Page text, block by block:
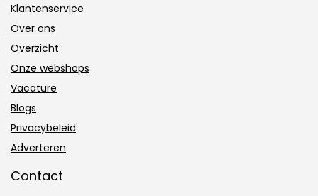
Klantenservice
Over ons
Overzicht
Onze webshops
Vacature
Blogs
Privacybeleid
Adverteren
Contact